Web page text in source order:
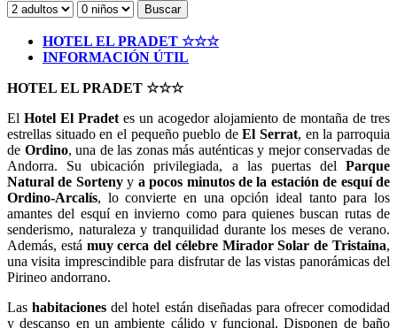
Buscar
HOTEL EL PRADET ☆☆☆
INFORMACIÓN ÚTIL
HOTEL EL PRADET ☆☆☆
El Hotel El Pradetes un acogedor alojamiento de montaña de tres
estrellas situado en el pequeño pueblo deEl Serrat, en la parroquia
de Ordino, una de las zonas más auténticas y mejor conservadas de
Andorra. Su ubicación privilegiada, a las puertas del Parque
Natural de Sortenyy a pocos minutos de la estación de esquí de
Ordino-Arcalís, lo convierte en una opción ideal tanto para los
amantes del esquí en invierno como para quienes buscan rutas de
senderismo, naturaleza y tranquilidad durante los meses de verano.
Además, está muy cerca del célebre Mirador Solar de Tristaina,
una visita imprescindible para disfrutar de las vistas panorámicas del
Pirineo andorrano.
Lashabitaciones del hotel están diseñadas para ofrecer comodidad
y descanso en un ambiente cálido y funcional. Disponen de baño